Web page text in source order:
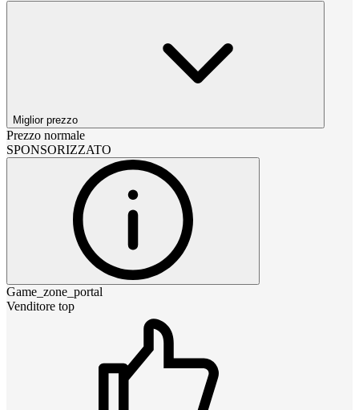
Miglior prezzo
Prezzo normale
SPONSORIZZATO
Game_zone_portal
Venditore top